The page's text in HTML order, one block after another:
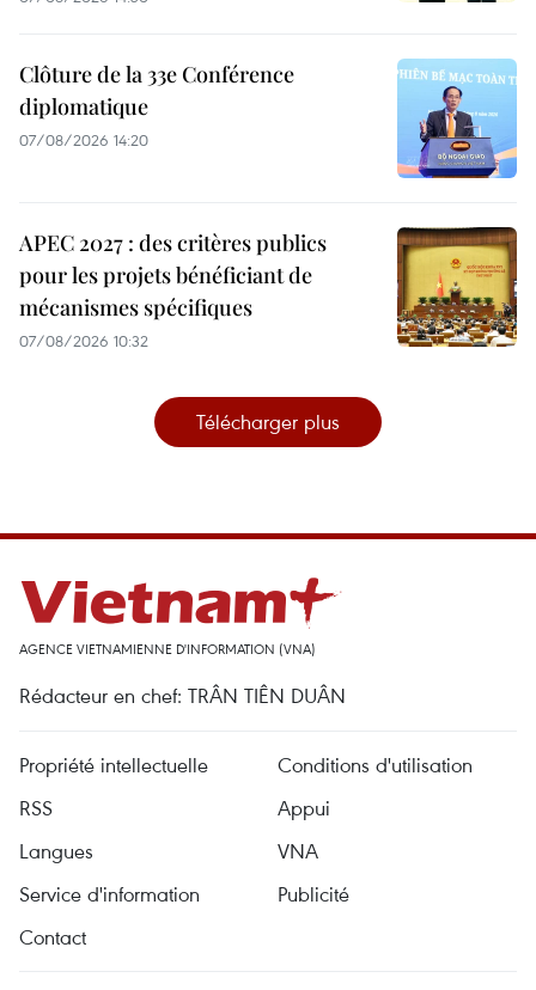
Clôture de la 33e Conférence
diplomatique
07/08/2026 14:20
APEC 2027 : des critères publics
pour les projets bénéficiant de
mécanismes spécifiques
07/08/2026 10:32
Télécharger plus
AGENCE VIETNAMIENNE D'INFORMATION (VNA)
Rédacteur en chef: TRÂN TIÊN DUÂN
Propriété intellectuelle
Conditions d'utilisation
RSS
Appui
Langues
VNA
Service d'information
Publicité
Contact